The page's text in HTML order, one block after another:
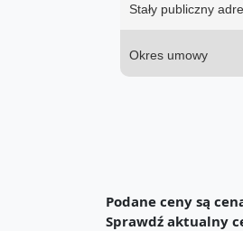
Stały publiczny
Okres umowy
Podane ceny są
Sprawdź aktualny